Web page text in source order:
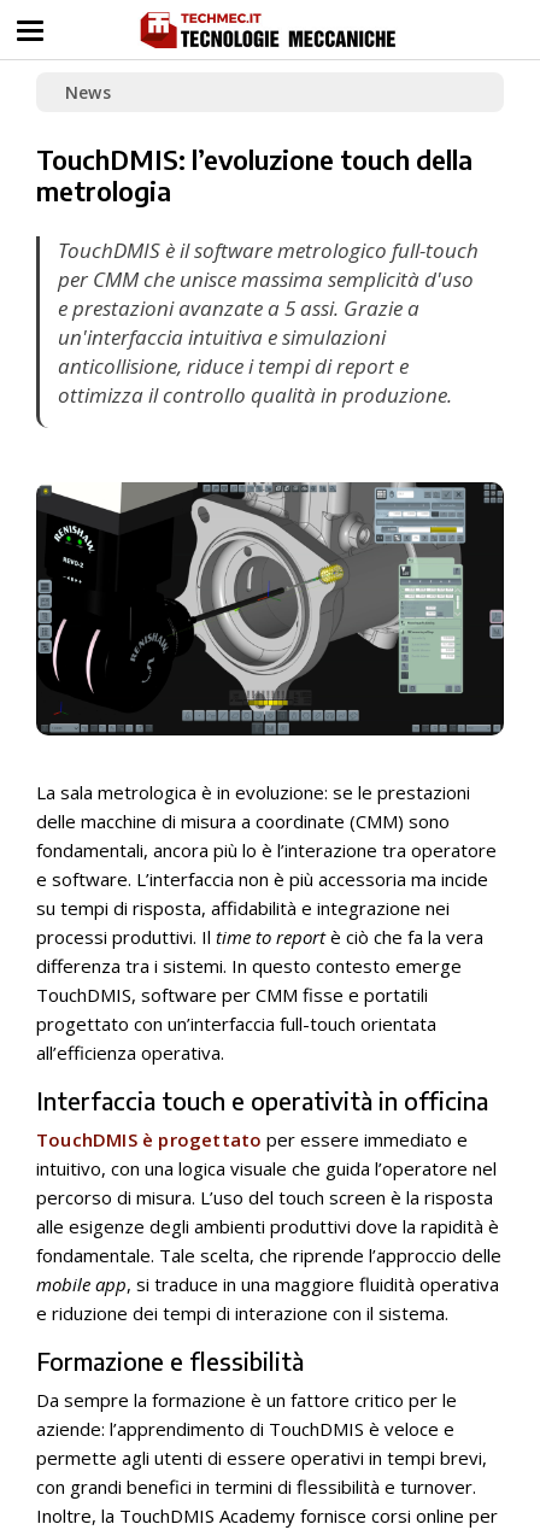
News
TouchDMIS: l’evoluzione touch della
metrologia
TouchDMIS è il software metrologico full-touch
per CMM che unisce massima semplicità d'uso
e prestazioni avanzate a 5 assi. Grazie a
un'interfaccia intuitiva e simulazioni
anticollisione, riduce i tempi di report e
ottimizza il controllo qualità in produzione.
La sala metrologica è in evoluzione: se le prestazioni
delle macchine di misura a coordinate (CMM) sono
fondamentali, ancora più lo è l’interazione tra operatore
e software. L’interfaccia non è più accessoria ma incide
su tempi di risposta, affidabilità e integrazione nei
processi produttivi. Il time to reportè ciò che fa la vera
differenza tra i sistemi. In questo contesto emerge
TouchDMIS, software per CMM fisse e portatili
progettato con un’interfaccia full-touch orientata
all’efficienza operativa.
Interfaccia touch e operatività in officina
TouchDMIS è progettato per essere immediato e
intuitivo, con una logica visuale che guida l’operatore nel
percorso di misura. L’uso del touch screen è la risposta
alle esigenze degli ambienti produttivi dove la rapidità è
fondamentale. Tale scelta, che riprende l’approccio delle
mobile app, si traduce in una maggiore fluidità operativa
e riduzione dei tempi di interazione con il sistema.
Formazione e flessibilità
Da sempre la formazione è un fattore critico per le
aziende: l’apprendimento di TouchDMIS è veloce e
permette agli utenti di essere operativi in tempi brevi,
con grandi benefici in termini di flessibilità e turnover.
Inoltre, la TouchDMIS Academy fornisce corsi online per